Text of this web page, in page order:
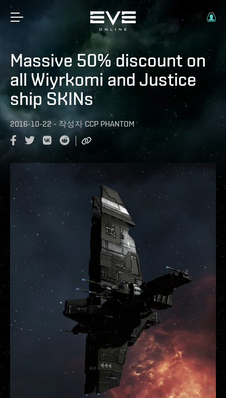
Massive 50% discount on
all Wiyrkomi and Justice
ship SKINs
2016-10-22 - 작성자 CCP PHANTOM